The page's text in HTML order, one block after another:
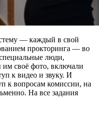
— каждый в свой
прокторинга — во
люди,
своё фото, включали
к видео и звуку. И
к вопросам комиссии, на
На все задания